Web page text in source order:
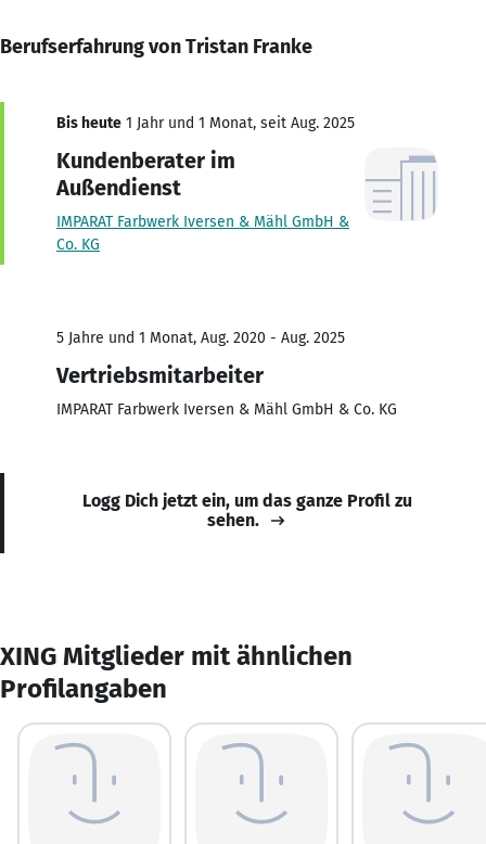
Berufserfahrung von Tristan Franke
Bis heute 1 Jahr und 1 Monat, seit Aug. 2025
Kundenberater im
Außendienst
IMPARAT Farbwerk Iversen & Mähl GmbH &
Co. KG
5 Jahre und 1 Monat, Aug. 2020 - Aug. 2025
Vertriebsmitarbeiter
IMPARAT Farbwerk Iversen & Mähl GmbH & Co. KG
Logg Dich jetzt ein, um das ganze Profil zu
sehen.
XING Mitglieder mit ähnlichen
Profilangaben